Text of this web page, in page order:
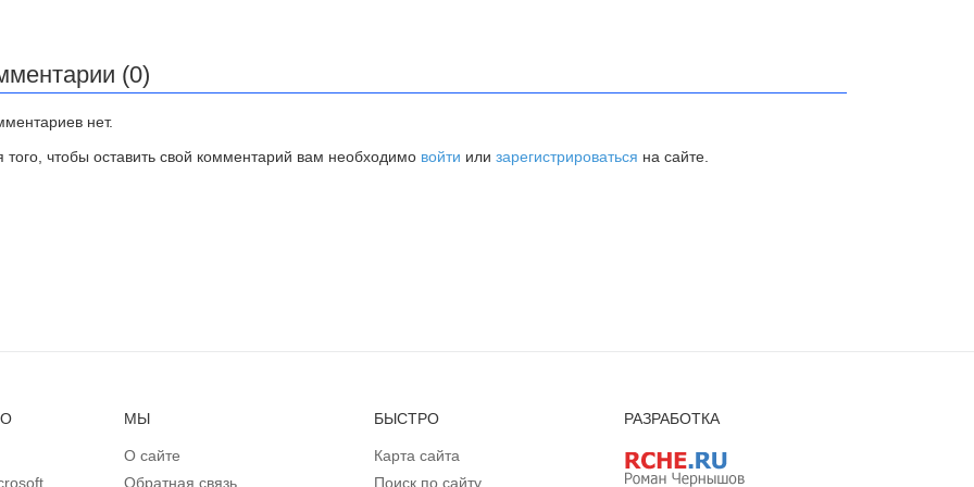
(0)
нет.
того, чтобы оставить свой комментарий вам необходимо войти или зарегистрироваться на сайте.
МЫ
О сайте
Обратная связь
БЫСТРО
Карта сайта
Поиск по сайту
РАЗРАБОТКА